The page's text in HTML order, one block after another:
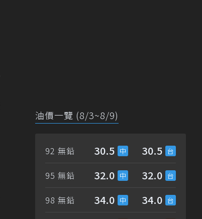
油價一覽 (8/3~8/9)
92 無鉛 30.5 30.5
95 無鉛 32.0 32.0
98 無鉛 34.0 34.0